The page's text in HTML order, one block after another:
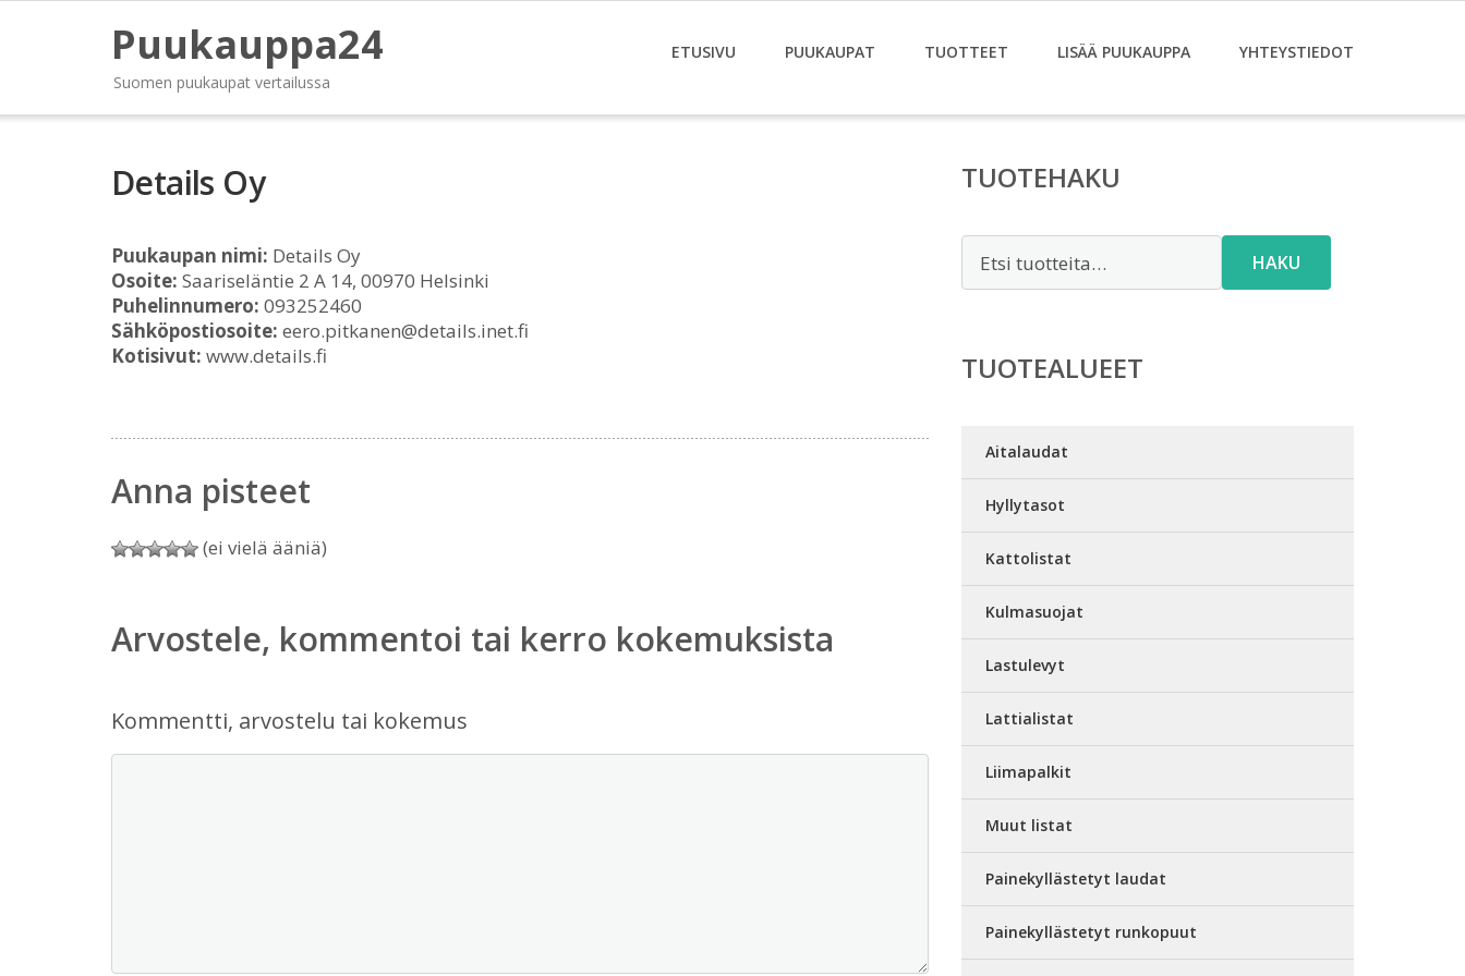
Puukauppa24
Suomen puukaupat vertailussa
ETUSIVU PUUKAUPAT TUOTTEET LISÄÄ PUUKAUPPA YHTEYSTIEDOT
Details Oy
Puukaupan nimi: Details Oy
Osoite: Saariseläntie 2 A 14, 00970 Helsinki
Puhelinnumero: 093252460
Sähköpostiosoite: eero.pitkanen@details.inet.fi
Kotisivut: www.details.fi
Anna pisteet
(ei vielä ääniä)
Arvostele, kommentoi tai kerro kokemuksista
Kommentti, arvostelu tai kokemus
TUOTEHAKU
HAKU
TUOTEALUEET
Aitalaudat
Hyllytasot
Kattolistat
Kulmasuojat
Lastulevyt
Lattialistat
Liimapalkit
Muut listat
Painekyllästetyt laudat
Painekyllästetyt runkopuut